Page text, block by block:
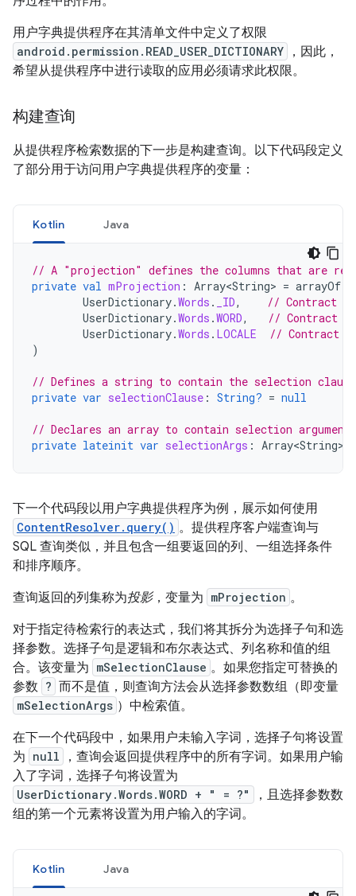
用户字典提供程序在其清单文件中定义了权限
android.permission.READ_USER_DICTIONARY
，因此，
希望从提供程序中进行读取的应用必须请求此权限。
构建查询
从提供程序检索数据的下一步是构建查询。以下代码段定义
了部分用于访问用户字典提供程序的变量：
Kotlin Java
// A "projection" defines the columns that are
private val mProjection : Array<String> = arrayOf
UserDictionary.Words . _ID,
// Contract
UserDictionary.Words .WORD,
// Contract
UserDictionary.Words . LOCALE
// Contract
)
// Defines a string to contain the selection clause
private var selectionClause : String? = null
// Declares an array to contain selection arguments
private lateinit var selectionArgs : Array<String>
下一个代码段以用户字典提供程序为例，展示如何使用
ContentResolver.query() 。提供程序客户端查询与
SQL 查询类似，并且包含一组要返回的列、一组选择条件
和排序顺序。
查询返回的列集称为投影，变量为 mProjection 。
对于指定待检索行的表达式，我们将其拆分为选择子句和选
择参数。选择子句是逻辑和布尔表达式、列名称和值的组
合。该变量为 mSelectionClause 。如果您指定可替换的
参数 ? 而不是值，则查询方法会从选择参数数组（即变量
mSelectionArgs ）中检索值。
在下一个代码段中，如果用户未输入字词，选择子句将设置
为 null
，查询会返回提供程序中的所有字词。如果用户输
入了字词，选择子句将设置为
UserDictionary.Words.WORD + " = ?"
，且选择参数数
组的第一个元素将设置为用户输入的字词。
Kotlin Java